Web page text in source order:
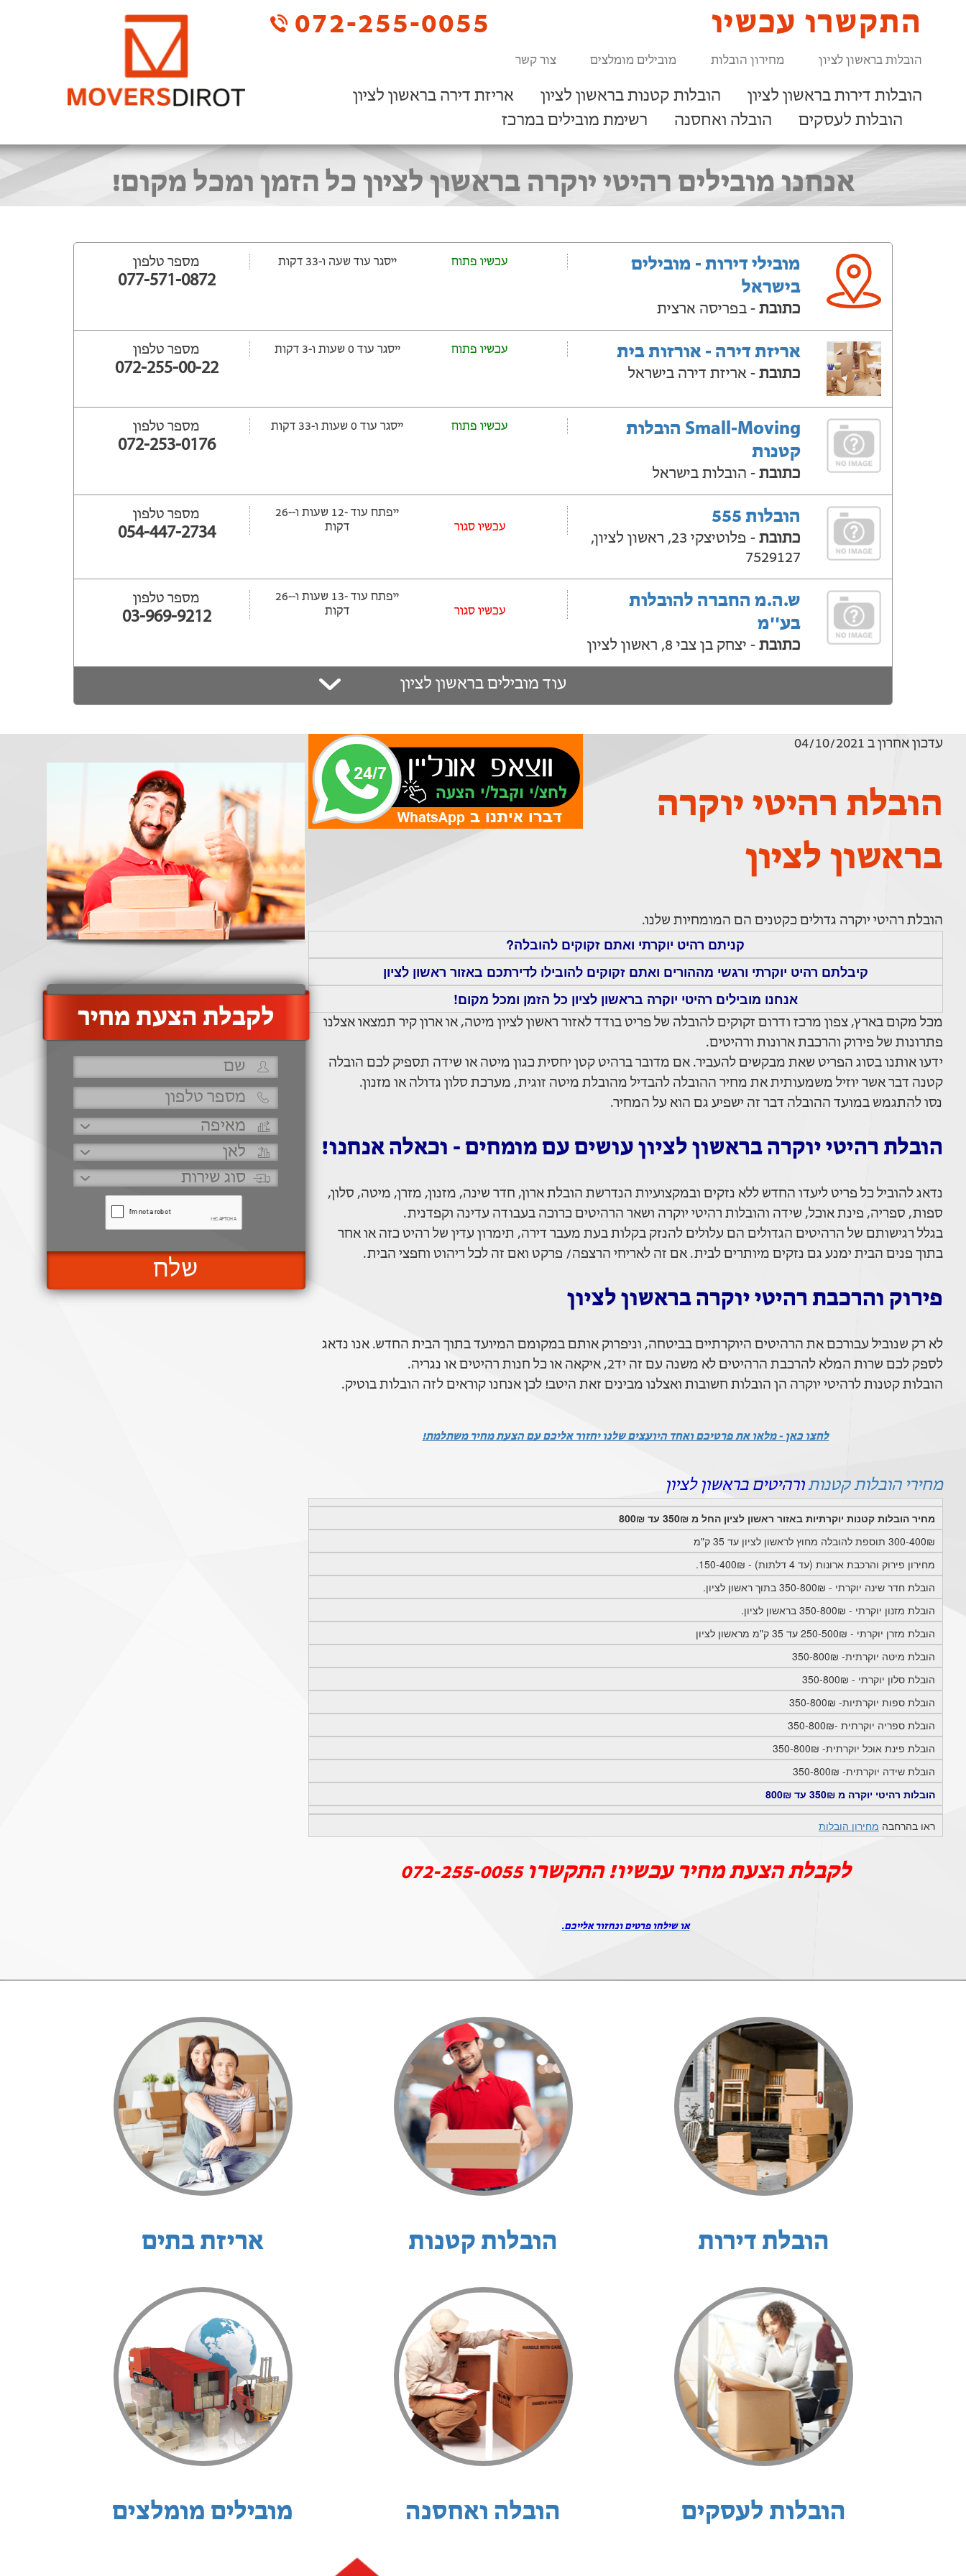
072-255-0055 התקשרו עכשיו
הובלות בראשון לציון מחירון הובלות מובילים מומלצים צור קשר
הובלות דירות בראשון לציון הובלות קטנות בראשון לציון
אריזת דירה בראשון לציון
הובלות לעסקים
הובלה ואחסנה רשימת מובילים במרכז
אנחנו מובילים רהיטי יוקרה בראשון לציון כל הזמן ומכל מקום!
מובילי דירות - מובילים
בישראל
כתובת - בפריסה ארצית
עכשיו פתוח ייסגר עוד שעה ‫ו-33 דקות מספר טלפון
077-571-0872
אריזת דירה - אורזות בית
כתובת - אריזת דירה בישראל
עכשיו פתוח ייסגר עוד 0 שעות ‫ו-3 דקות מספר טלפון
072-255-00-22
Small-Moving הובלות
קטנות
כתובת - הובלות בישראל
עכשיו פתוח ייסגר עוד 0 שעות ‫ו-33 דקות מספר טלפון
072-253-0176
הובלות 555
כתובת
- פלוטיצקי 23, ראשון לציון,
7529127
‫עכשיו סגור
ייפתח עוד -12 שעות ‫ו--26
דקות
מספר טלפון
054-447-2734
ש.ה.מ החברה להובלות
בע''מ
כתובת - יצחק בן צבי 8, ראשון לציון
‫עכשיו סגור
ייפתח עוד -13 שעות ‫ו--26
דקות
מספר טלפון
03-969-9212
עוד מובילים בראשון לציון
עדכון אחרון ב 04/10/2021
הובלת רהיטי יוקרה
בראשון לציון
הובלת רהיטי יוקרה גדולים כקטנים הם המומחיות שלנו.
קניתם רהיט יוקרתי ואתם זקוקים להובלה?
קיבלתם רהיט יוקרתי ורגשי מההורים ואתם זקוקים להובילו לדירתכם באזור ראשון לציון
אנחנו מובילים רהיטי יוקרה בראשון לציון כל הזמן ומכל מקום!
מכל מקום בארץ, צפון מרכז ודרום זקוקים להובלה של פריט בודד לאזור ראשון לציון מיטה, או ארון קיר תמצאו אצלנו
פתרונות של פירוק והרכבת ארונות ורהיטים.
ידעו אותנו בסוג הפריט שאת מבקשים להעביר. אם מדובר ברהיט קטן יחסית כגון מיטה או שידה תספיק לכם הובלה
קטנה דבר אשר יוזיל משמעותית את מחיר ההובלה להבדיל מהובלת מיטה זוגית, מערכת סלון גדולה או מזנון.
נסו להתגמש במועד ההובלה דבר זה ישפיע גם הוא על המחיר.
הובלת רהיטי יוקרה בראשון לציון עושים עם מומחים - וכאלה אנחנו!
נדאג להוביל כל פריט ליעדו החדש ללא נזקים ובמקצועיות הנדרשת הובלת ארון, חדר שינה, מזנון, מזרן, מיטה, סלון,
ספות, ספריה, פינת אוכל, שידה והובלות רהיטי יוקרה ושאר הרהיטים כרוכה בעבודה עדינה וקפדנית.
בגלל רגישותם של הרהיטים הגדולים הם עלולים להנזק בקלות בעת מעבר דירה, תימרון עדין של רהיט כזה או אחר
בתוך פנים הבית ימנע גם נזקים מיותרים לבית. אם זה לאריחי הרצפה/ פרקט ואם זה לכל ריהוט וחפצי הבית.
פירוק והרכבת רהיטי יוקרה בראשון לציון
לא רק שנוביל עבורכם את הרהיטים היוקרתיים בביטחה, וניפרוק אותם במקומם המיועד בתוך הבית החדש. אנו נדאג
לספק לכם שרות המלא להרכבת הרהיטים לא משנה עם זה יד2, איקאה או כל חנות רהיטים או נגריה.
הובלות קטנות לרהיטי יוקרה הן הובלות חשובות ואצלנו מבינים זאת היטב! לכן אנחנו קוראים לזה הובלות בוטיק.
לחצו כאן - מלאו את פרטיכם ואחד היועצים שלנו יחזור אליכם עם הצעת מחיר משתלמת!
מחירי הובלות קטנותורהיטים בראשון לציון
מחיר הובלות קטנות יוקרתיות באזור ראשון לציון החל מ 350₪ עד 800₪
300-400₪ תוספת להובלה מחוץ לראשון לציון עד 35 ק"מ
מחירון פירוק והרכבת ארונות (עד 4 דלתות) - 150-400₪.
הובלת חדר שינה יוקרתי - 350-800₪ בתוך ראשון לציון.
הובלת מזנון יוקרתי - 350-800₪ בראשון לציון.
הובלת מזרן יוקרתי - 250-500₪ עד 35 ק"מ מראשון לציון
הובלת מיטה יוקרתית- 350-800₪
הובלת סלון יוקרתי - 350-800₪
הובלת ספות יוקרתיות- 350-800₪
הובלת ספריה יוקרתית -350-800₪
הובלת פינת אוכל יוקרתית- 350-800₪
הובלת שידה יוקרתית- 350-800₪
הובלות רהיטי יוקרה מ 350₪ עד 800₪
ראו בהרחבה מחירון הובלות
לקבלת הצעת מחיר עכשיו! התקשרו072-255-0055
או שילחו פרטים ונחזור אלייכם.
‫לקבלת הצעת מחיר
שלח
אריזת בתים הובלות קטנות הובלת דירות
מובילים מומלצים הובלה ואחסנה הובלות לעסקים